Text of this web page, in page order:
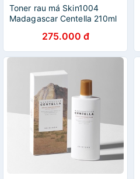
Toner rau má Skin1004
Madagascar Centella 210ml
275.000 đ